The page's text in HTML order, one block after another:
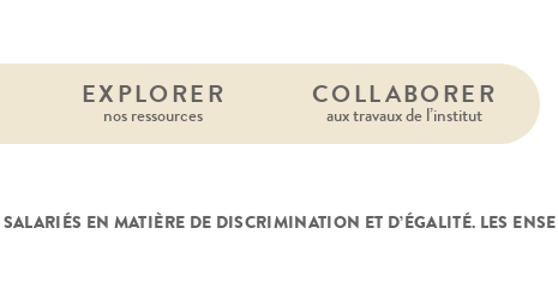
EXPLORER
nos ressources
COLLABORER
aux travaux de l’institut
EN MATIÈRE DE DISCRIMINATION ET D’ÉGALITÉ. LES